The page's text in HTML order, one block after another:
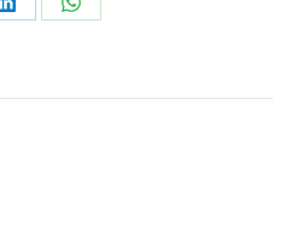
Share
Share